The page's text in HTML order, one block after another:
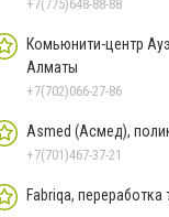
+7(775)648-88-88
Комьюнити-центр
Алматы
+7(702)066-27-86
Asmed (Асмед),
+7(701)467-37-21
Fabriqa,